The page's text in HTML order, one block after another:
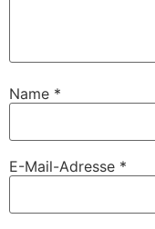
Name *
E-Mail-Adresse *